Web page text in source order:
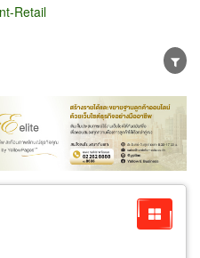
Retail
Manufacturer
Dealer
Business